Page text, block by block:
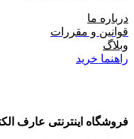
درباره ما
قوانین و مقررات
وبلاگ
راهنما خرید
فروشگاه اینترنتی عارف